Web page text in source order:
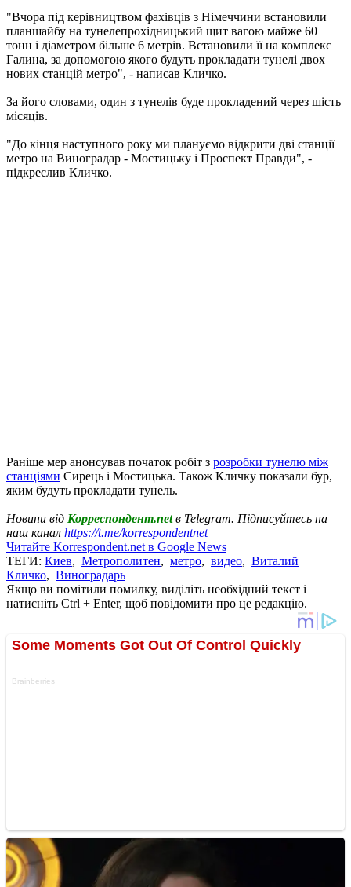
"Вчора під керівництвом фахівців з Німеччини встановили
планшайбу на тунелепрохідницький щит вагою майже 60
тонн і діаметром більше 6 метрів. Встановили її на комплекс
Галина, за допомогою якого будуть прокладати тунелі двох
нових станцій метро", - написав Кличко.
За його словами, один з тунелів буде прокладений через шість
місяців.
"До кінця наступного року ми плануємо відкрити дві станції
метро на Виноградар - Мостицьку і Проспект Правди", -
підкреслив Кличко.
Раніше мер анонсував початок робіт з розробки тунелю між
станціями Сирець і Мостицька. Також Кличку показали бур,
яким будуть прокладати тунель.
Новини від Корреспондент.netв Telegram. Підписуйтесь на
наш канал https://t.me/korrespondentnet
Читайте Korrespondent.net в Google News
ТЕГИ: Киев, Метрополитен, метро, видео, Виталий
Кличко, Виноградарь
Якщо ви помітили помилку, виділіть необхідний текст і
натисніть Ctrl + Enter, щоб повідомити про це редакцію.